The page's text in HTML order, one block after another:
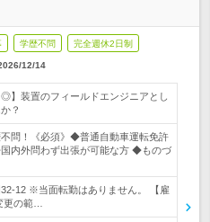
学歴不問 完全週休2日制
12/14
◎】装置のフィールドエンジニアとし
？
問！《必須》◆普通自動車運転免許
内外問わず出張が可能な方 ◆ものづ
12 ※当面転勤はありません。 【雇
更の範…